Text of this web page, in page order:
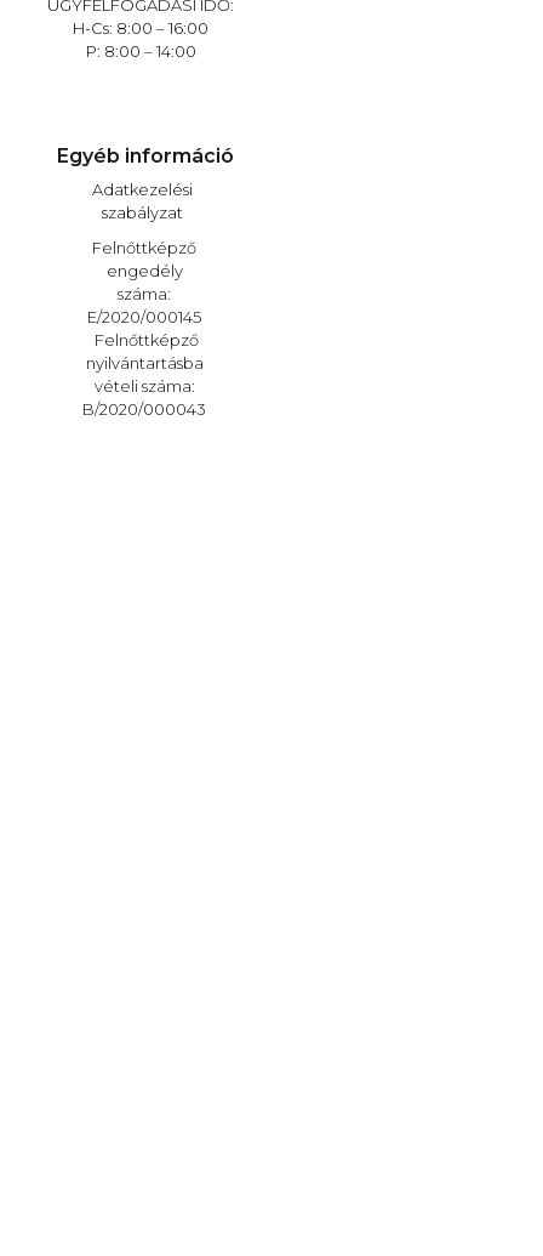
ÜGYFÉLFOGADÁSI IDŐ:
H-Cs: 8:00 – 16:00
P: 8:00 – 14:00
Egyéb információ
Adatkezelési
szabályzat
Felnőttképző
engedély
száma:
E/2020/000145
Felnőttképző
nyilvántartásba
vételi száma:
B/2020/000043